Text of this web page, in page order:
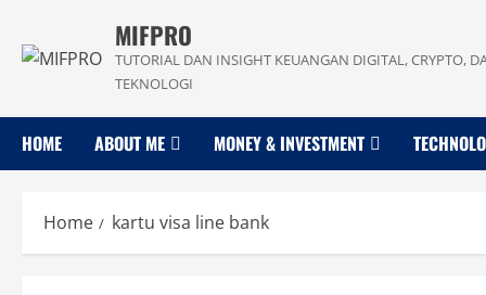
content
MIFPRO
TUTORIAL DAN INSIGHT KEUANGAN DIGITAL, CRYPTO,
TEKNOLOGI
HOME ABOUT ME MONEY & INVESTMENT
Home kartu visa line bank